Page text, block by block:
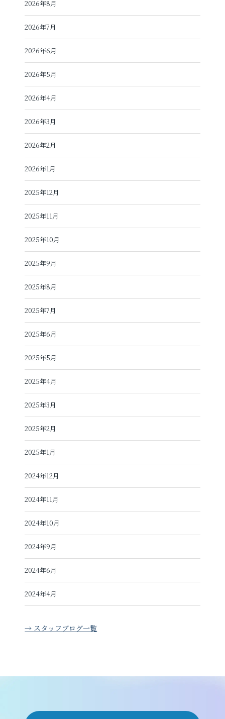
2026年8月
2026年7月
2026年6月
2026年5月
2026年4月
2026年3月
2026年2月
2026年1月
2025年12月
2025年11月
2025年10月
2025年9月
2025年8月
2025年7月
2025年6月
2025年5月
2025年4月
2025年3月
2025年2月
2025年1月
2024年12月
2024年11月
2024年10月
2024年9月
2024年6月
2024年4月
→ スタッフブログ一覧